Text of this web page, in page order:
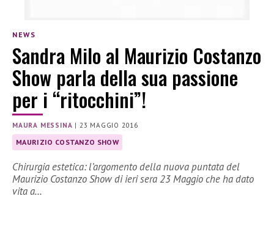
NEWS
Sandra Milo al Maurizio Costanzo
Show parla della sua passione
per i “ritocchini”!
MAURA MESSINA | 23 MAGGIO 2016
MAURIZIO COSTANZO SHOW
Chirurgia estetica: l’argomento della nuova puntata del
Maurizio Costanzo Show di ieri sera 23 Maggio che ha dato
vita a…